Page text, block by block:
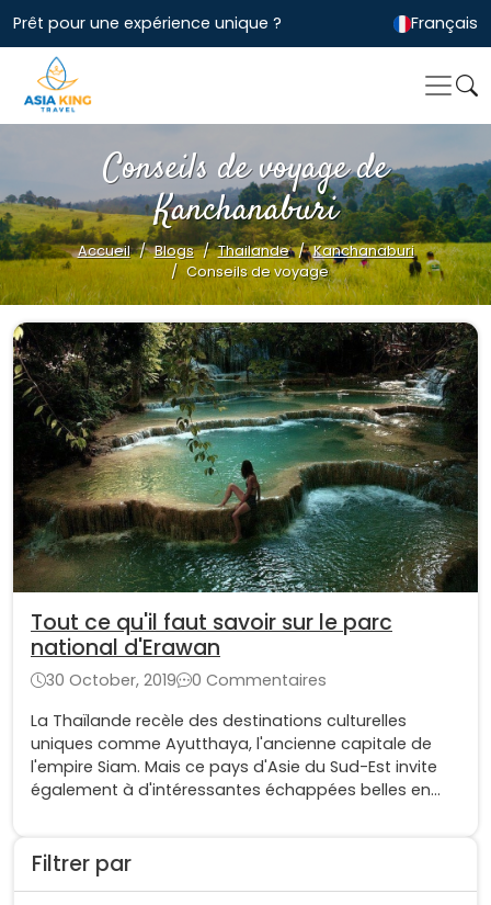
Prêt pour une expérience unique ? Français
Conseils de voyage de
Kanchanaburi
Accueil Blogs Thailande
Kanchanaburi
Conseils de voyage
Filtrer par
Tout ce qu'il faut savoir sur le parc
national d'Erawan
30 October, 2019
0 Commentaires
La Thaïlande recèle des destinations culturelles
uniques comme Ayutthaya, l'ancienne capitale de
l'empire Siam. Mais ce pays d'Asie du Sud-Est invite
également à d'intéressantes échappées belles en